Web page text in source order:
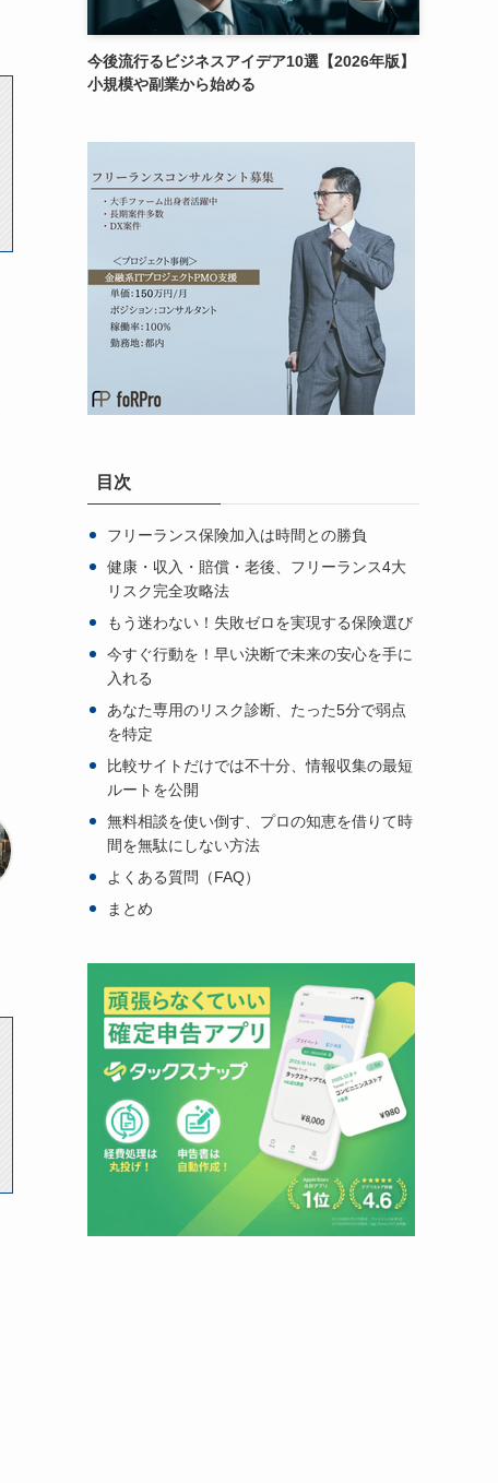
今後流行るビジネスアイデア10選【2026年版】
小規模や副業から始める
目次
フリーランス保険加入は時間との勝負
健康・収入・賠償・老後、フリーランス4大
リスク完全攻略法
もう迷わない！失敗ゼロを実現する保険選び
今すぐ行動を！早い決断で未来の安心を手に
入れる
あなた専用のリスク診断、たった5分で弱点
を特定
比較サイトだけでは不十分、情報収集の最短
ルートを公開
無料相談を使い倒す、プロの知恵を借りて時
間を無駄にしない方法
よくある質問（FAQ）
まとめ